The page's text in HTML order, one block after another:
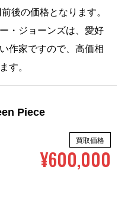
後の価格となります。
・ジョーンズは、愛好
作家ですので、高価相
す。
Piece
買取価格
¥600,000